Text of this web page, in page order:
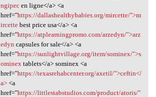
ngipecen ligne</a> <a
href="https://dallashealthybabies.org/mircette/">m
ircettebest price usa</a> <a
href="https://atplearningpromo.com/arzedyn/">arz
edyn capsules for sale</a> <a
href="https://sunlightvillage.org/item/sominex/">s
ominex tablets</a> sominex <a
href="https://texasrehabcenter.org/axetil/">ceftin</
a><a
href="https://littlestabstudios.com/product/atoris/"